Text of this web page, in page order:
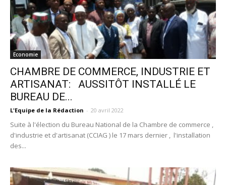
Economie
CHAMBRE DE COMMERCE, INDUSTRIE ET
ARTISANAT: AUSSITÔT INSTALLÉ LE
BUREAU DE...
L'Equipe de la Rédaction - 20 avril 2022
Suite à l'élection du Bureau National de la Chambre de commerce ,
d'industrie et d'artisanat (CCIAG ) le 17 mars dernier , l'installation
des...